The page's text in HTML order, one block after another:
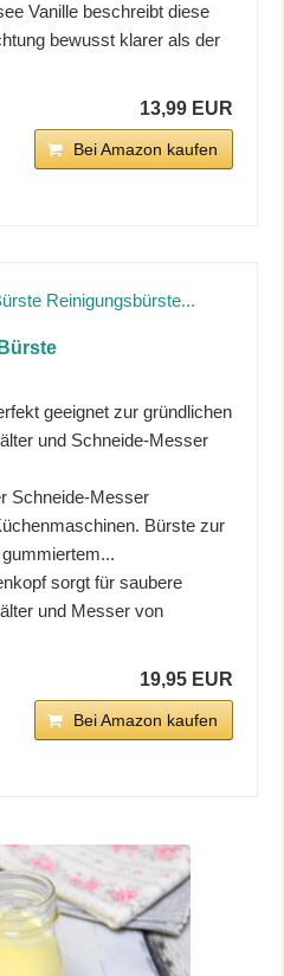
Vanille beschreibt diese
bewusst klarer als der
13,99 EUR
Bei Amazon kaufen
geeignet zur gründlichen
und Schneide-Messer
Schneide-Messer
Bürste zur
sorgt für saubere
und Messer von
19,95 EUR
Bei Amazon kaufen